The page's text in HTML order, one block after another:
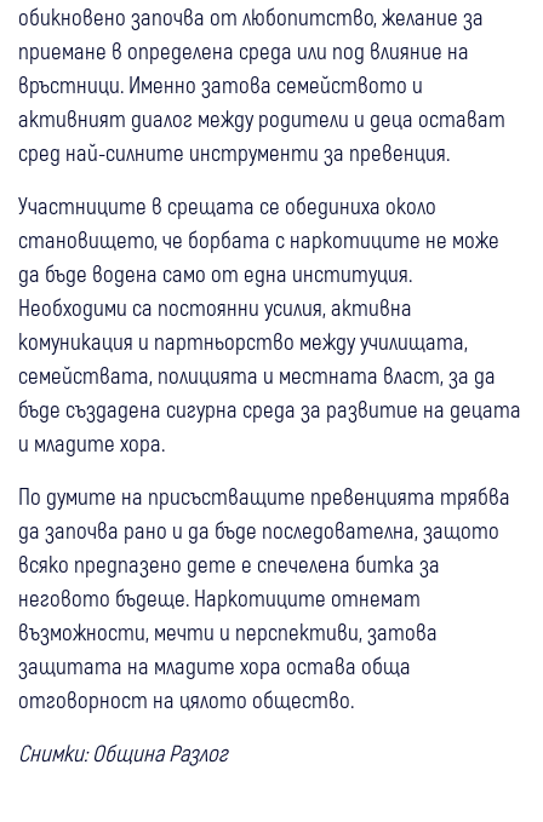
обикновено започва от любопитство, желание за
приемане в определена среда или под влияние на
връстници. Именно затова семейството и
активният диалог между родители и деца остават
сред най-силните инструменти за превенция.
Участниците в срещата се обединиха около
становището, че борбата с наркотиците не може
да бъде водена само от една институция.
Необходими са постоянни усилия, активна
комуникация и партньорство между училищата,
семействата, полицията и местната власт, за да
бъде създадена сигурна среда за развитие на децата
и младите хора.
По думите на присъстващите превенцията трябва
да започва рано и да бъде последователна, защото
всяко предпазено дете е спечелена битка за
неговото бъдеще. Наркотиците отнемат
възможности, мечти и перспективи, затова
защитата на младите хора остава обща
отговорност на цялото общество.
Снимки: Община Разлог